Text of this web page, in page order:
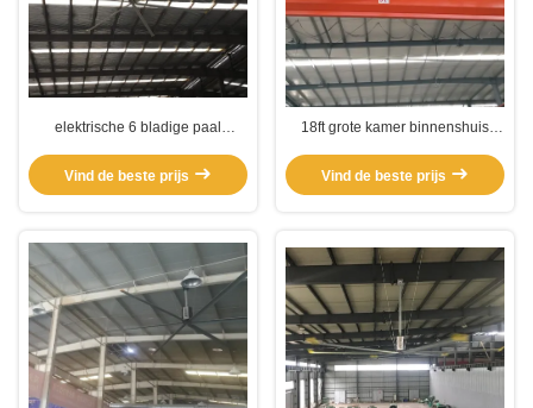
elektrische 6 bladige paal
Vind de beste prijs
18ft grote kamer binnenshuis
ventilator
Vind de beste prijs